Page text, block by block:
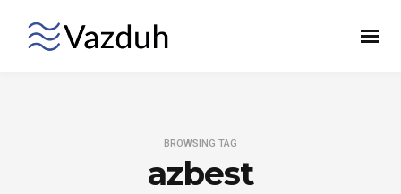
BROWSING TAG
azbest